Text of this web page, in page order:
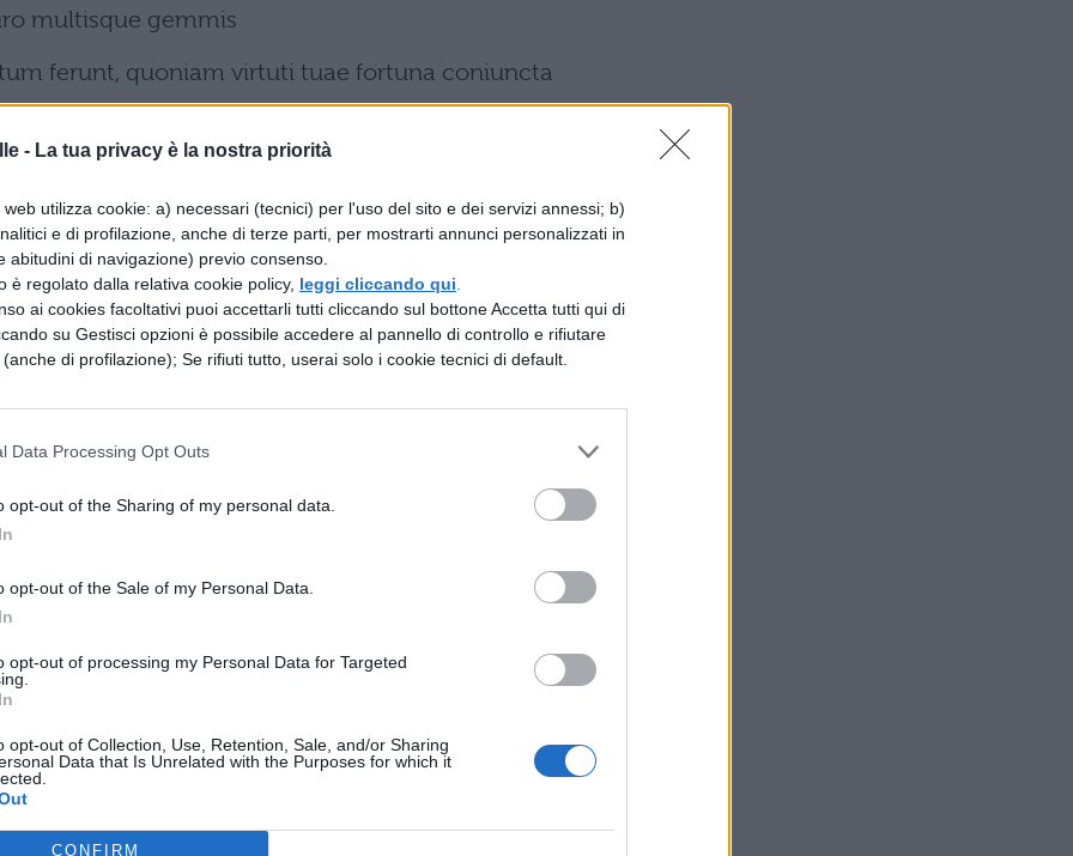
- La tua privacy è la nostra priorità
utilizza cookie: a) necessari (tecnici) per l'uso del sito e dei servizi annessi; b)
e di profilazione, anche di terze parti, per mostrarti annunci personalizzati in
abitudini di navigazione) previo consenso.
è regolato dalla relativa cookie policy, leggi cliccando qui
ai cookies facoltativi puoi accettarli tutti cliccando sul bottone Accetta tutti qui di
su Gestisci opzioni è possibile accedere al pannello di controllo e rifiutare
di profilazione); Se rifiuti tutto, userai solo i cookie tecnici di default.
Data Processing Opt Outs
opt-out of the Sharing of my personal data.
opt-out of the Sale of my Personal Data.
opt-out of processing my Personal Data for Targeted
opt-out of Collection, Use, Retention, Sale, and/or Sharing
Data that Is Unrelated with the Purposes for which it
CONFIRM
multisque gemmis
ferunt, quoniam virtuti tuae fortuna coniuncta
per tante cose; vi
state facendo. Con quanta abbondanza viene
libro che
patrimonio di famiglia intitolato “Economico”! E
della coltivazione dei campi – Socrate in questo
il
per l’ingegno e per la gloria del comando,
di
a Sardi e gli portò i doni da parte degli alleati, non
anche un parco recintato, diligentemente
ammirato sia
disposti in “quincunce” (= a scacchiera) sia del